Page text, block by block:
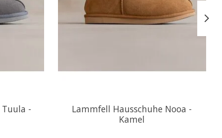
-
Lammfell Hausschuhe Nooa -
Kamel